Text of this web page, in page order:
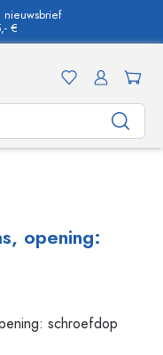
nieuwsbrief
€
opening: